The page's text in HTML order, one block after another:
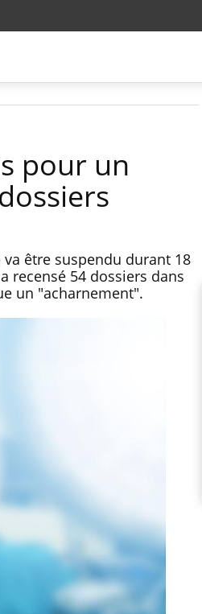
pour un
être suspendu durant 18
recensé 54 dossiers dans
un "acharnement".